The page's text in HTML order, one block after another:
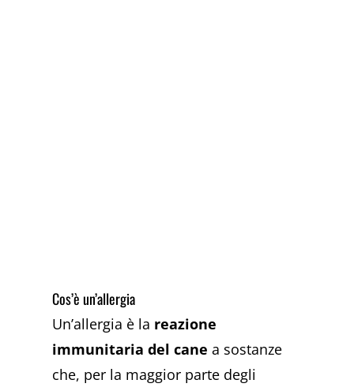
Cos’è un’allergia
Un’allergia è la reazione
immunitaria del cane a sostanze
che, per la maggior parte degli